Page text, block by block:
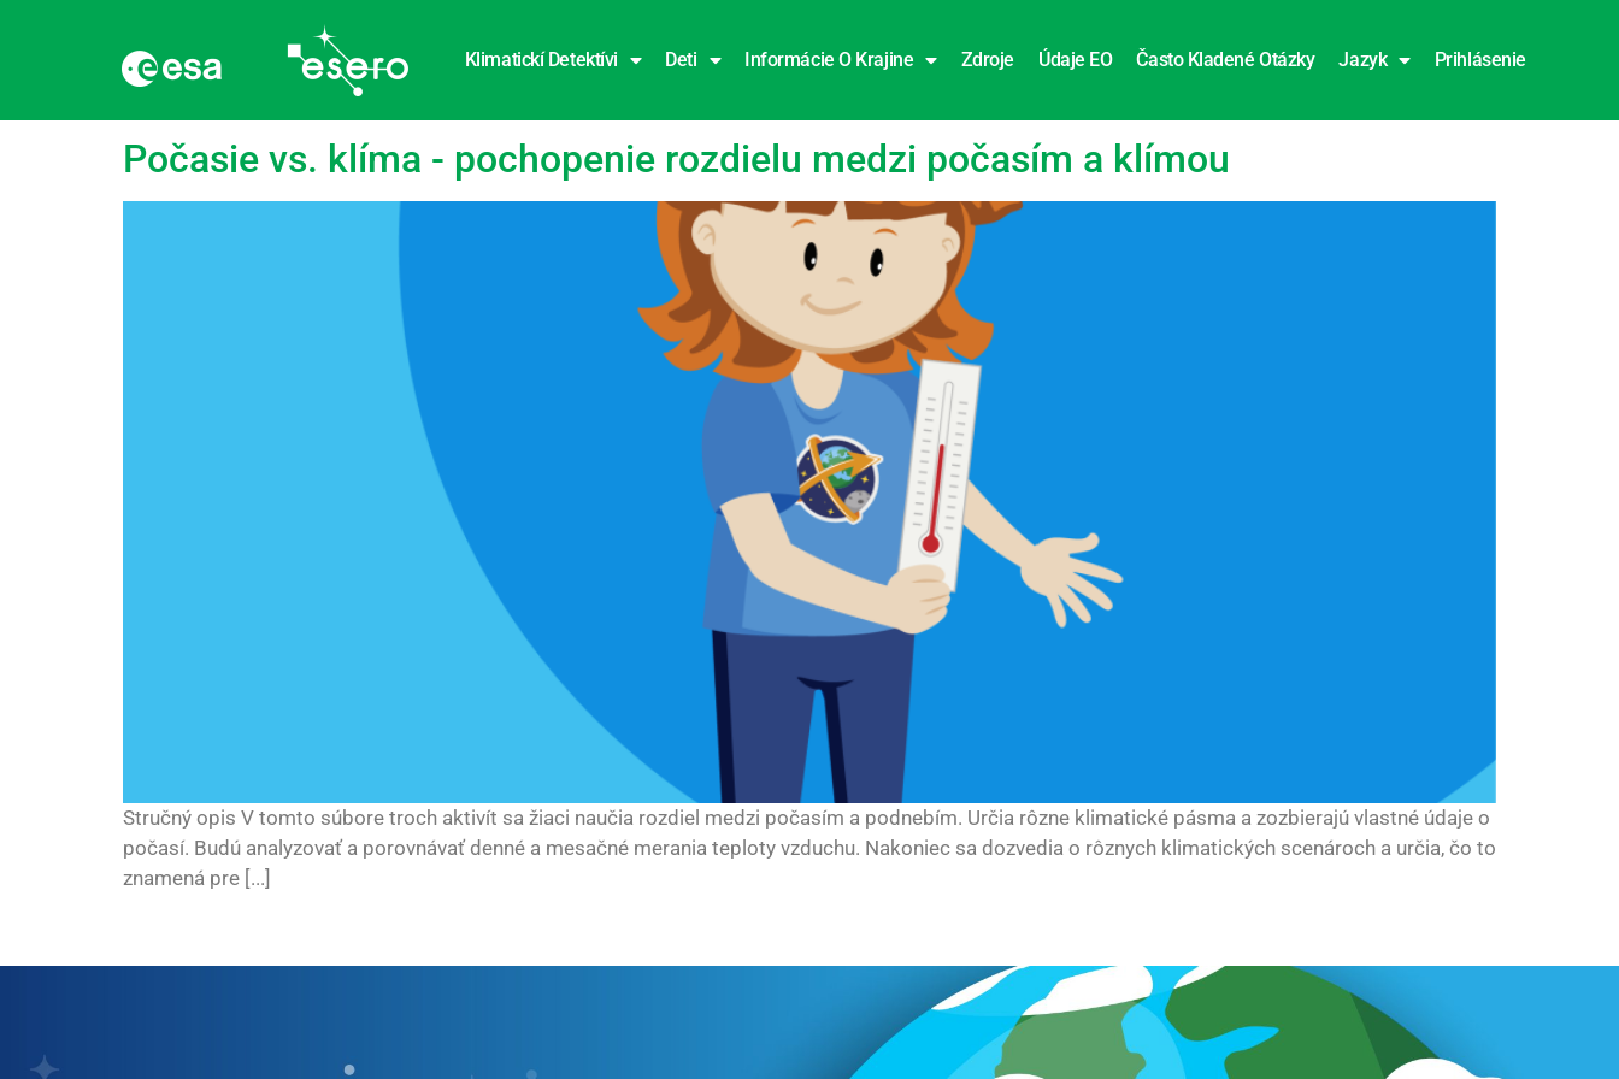
Klimatickí Detektívi Deti Informácie O Krajine Zdroje Údaje EO Často Kladené Otázky Jazyk Prihlásenie
Značka:Prvky počasia
Počasie vs. klíma - pochopenie rozdielu medzi počasím a klímou
Stručný opis V tomto súbore troch aktivít sa žiaci naučia rozdiel medzi počasím a podnebím. Určia rôzne klimatické pásma a zozbierajú vlastné údaje o
počasí. Budú analyzovať a porovnávať denné a mesačné merania teploty vzduchu. Nakoniec sa dozvedia o rôznych klimatických scenároch a určia, čo to
znamená pre [...]